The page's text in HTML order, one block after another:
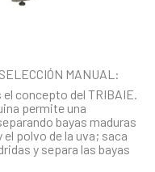
MANUAL:
concepto del TRIBAIE.
permite una
bayas maduras
polvo de la uva; saca
y separa las bayas